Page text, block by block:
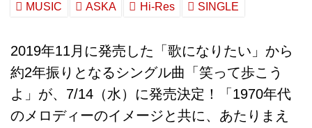
MUSIC ASKA Hi-Res SINGLE
2019年11月に発売した「歌になりたい」から
約2年振りとなるシングル曲「笑って歩こう
よ」が、7/14（水）に発売決定！「1970年代
のメロディーのイメージと共に、あたりまえ